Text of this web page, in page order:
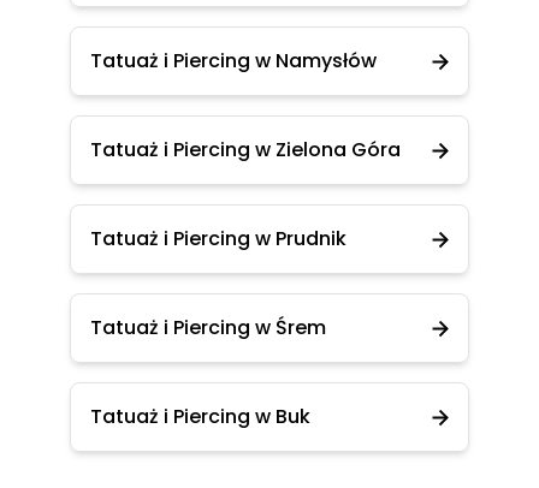
Tatuaż i Piercing w Namysłów
Tatuaż i Piercing w Zielona Góra
Tatuaż i Piercing w Prudnik
Tatuaż i Piercing w Śrem
Tatuaż i Piercing w Buk